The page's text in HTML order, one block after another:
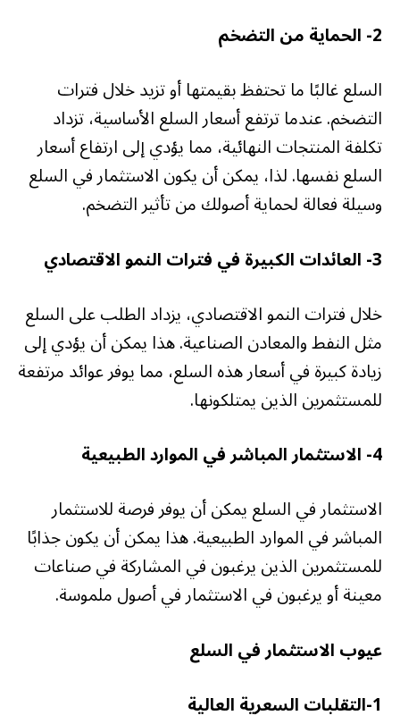
2- الحماية من التضخم
السلع غالبًا ما تحتفظ بقيمتها أو تزيد خلال فترات
التضخم. عندما ترتفع أسعار السلع الأساسية، تزداد
تكلفة المنتجات النهائية، مما يؤدي إلى ارتفاع أسعار
السلع نفسها. لذا، يمكن أن يكون الاستثمار في السلع
وسيلة فعالة لحماية أصولك من تأثير التضخم.
3- العائدات الكبيرة في فترات النمو الاقتصادي
خلال فترات النمو الاقتصادي، يزداد الطلب على السلع
مثل النفط والمعادن الصناعية. هذا يمكن أن يؤدي إلى
زيادة كبيرة في أسعار هذه السلع، مما يوفر عوائد مرتفعة
للمستثمرين الذين يمتلكونها.
4- الاستثمار المباشر في الموارد الطبيعية
الاستثمار في السلع يمكن أن يوفر فرصة للاستثمار
المباشر في الموارد الطبيعية. هذا يمكن أن يكون جذابًا
للمستثمرين الذين يرغبون في المشاركة في صناعات
معينة أو يرغبون في الاستثمار في أصول ملموسة.
عيوب الاستثمار في السلع
1-التقلبات السعرية العالية